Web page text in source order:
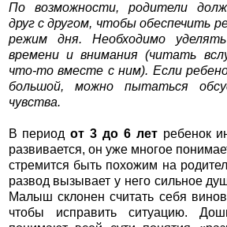
По возможности, родители
друг с другом, чтобы обеспечить
режим дня. Необходимо
времени и внимания (читать
что-то вместе с ним). Если
большой, можно пытаться
чувства.
В период от 3 до 6 летребенок
развивается, он уже многое
стремится быть похожим на
развод вызывает у него сильное
Малыш склонен считать себя
чтобы исправить ситуацию.